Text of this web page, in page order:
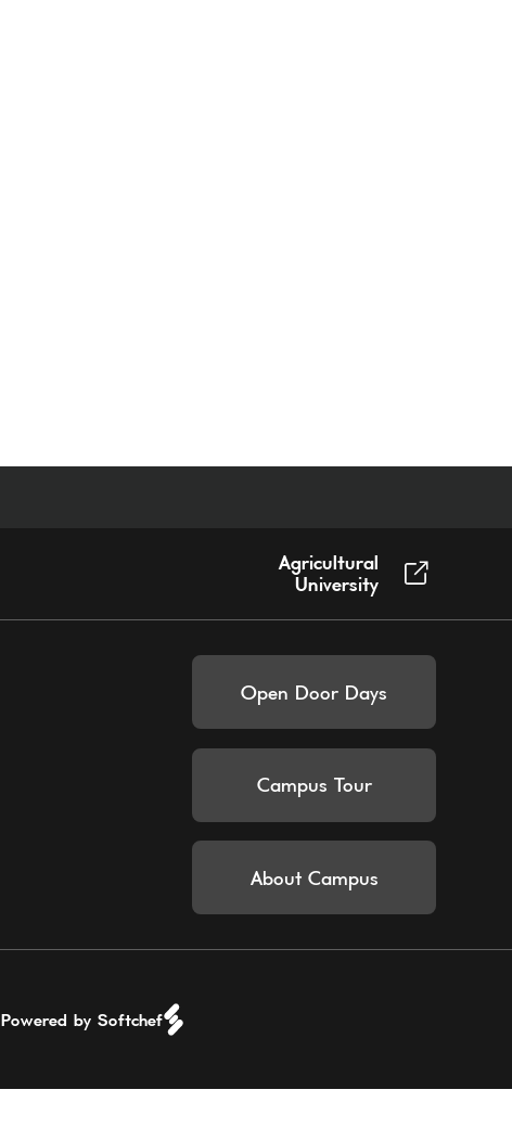
Agricultural
University
Open Door Days
Campus Tour
About Campus
Powered by Softchef